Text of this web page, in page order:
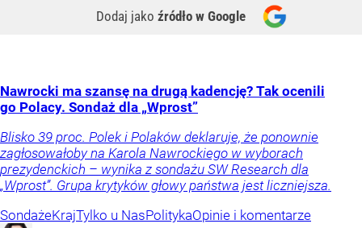
Dodaj jako źródło w Google
Nawrocki ma szansę na drugą kadencję? Tak ocenili
go Polacy. Sondaż dla „Wprost”
Blisko 39 proc. Polek i Polaków deklaruje, że ponownie
zagłosowałoby na Karola Nawrockiego w wyborach
prezydenckich – wynika z sondażu SW Research dla
„Wprost”. Grupa krytyków głowy państwa jest liczniejsza.
SondażeKrajTylko u NasPolitykaOpinie i komentarze